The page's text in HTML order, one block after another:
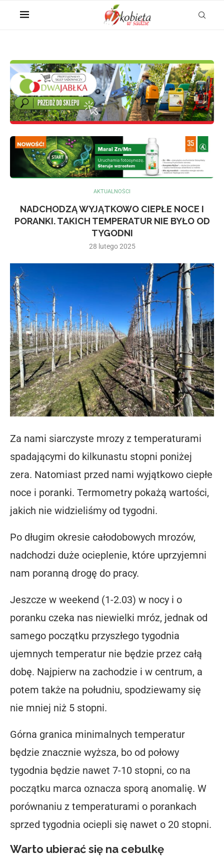
AKTUALNOŚCI
NADCHODZĄ WYJĄTKOWO CIEPŁE NOCE I
PORANKI. TAKICH TEMPERATUR NIE BYŁO OD
TYGODNI
28 lutego 2025
Za nami siarczyste mrozy z temperaturami
spadającymi do kilkunastu stopni poniżej
zera. Natomiast przed nami wyjątkowo ciepłe
noce i poranki. Termometry pokażą wartości,
jakich nie widzieliśmy od tygodni.
Po długim okresie całodobowych mrozów,
nadchodzi duże ocieplenie, które uprzyjemni
nam poranną drogę do pracy.
Jeszcze w weekend (1-2.03) w nocy i o
poranku czeka nas niewielki mróz, jednak od
samego początku przyszłego tygodnia
ujemnych temperatur nie będzie przez całą
dobę. Najpierw na zachodzie i w centrum, a
potem także na południu, spodziewamy się
nie mniej niż 5 stopni.
Górna granica minimalnych temperatur
będzie znacznie wyższa, bo od połowy
tygodnia będzie nawet 7-10 stopni, co na
początku marca oznacza sporą anomalię. W
porównaniu z temperaturami o porankach
sprzed tygodnia ociepli się nawet o 20 stopni.
Warto ubierać się na cebulkę